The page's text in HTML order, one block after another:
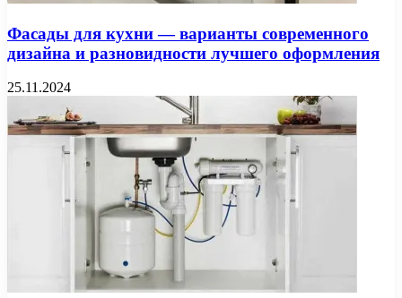
Фасады для кухни — варианты современного
дизайна и разновидности лучшего оформления
25.11.2024